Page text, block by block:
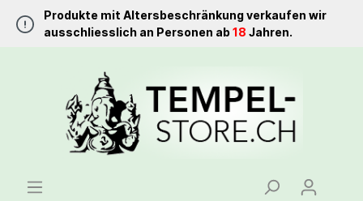
Produkte mit Altersbeschränkung verkaufen wir
ausschliesslich an Personen ab18 Jahren.